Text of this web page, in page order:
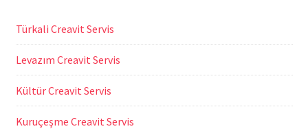
Türkali Creavit Servis
Levazım Creavit Servis
Kültür Creavit Servis
Kuruçeşme Creavit Servis